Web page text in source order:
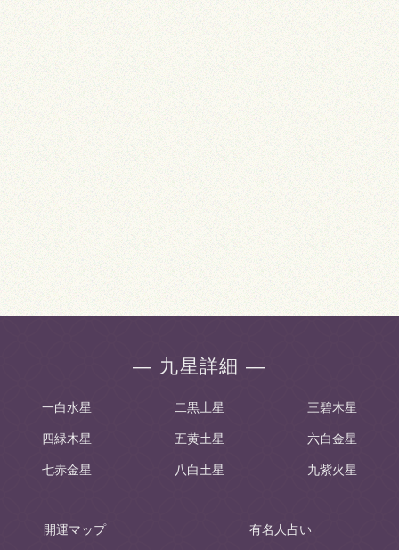
― 九星詳細 ―
一白水星 二黒土星 三碧木星
四緑木星 五黄土星 六白金星
七赤金星 八白土星 九紫火星
開運マップ 有名人占い